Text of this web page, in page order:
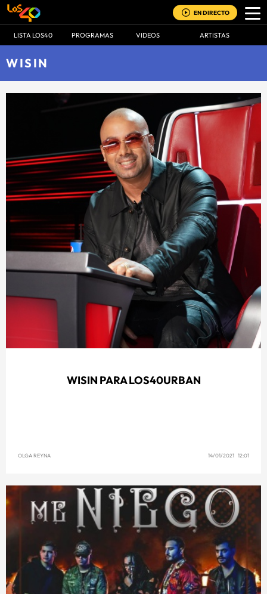
EN DIRECTO
LISTA LOS40 PROGRAMAS VIDEOS ARTISTAS
WISIN
WISIN PARA LOS40URBAN
OLGA REYNA 14/01/2021 12:01